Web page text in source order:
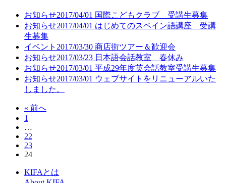
お知らせ2017/04/01 国際こどもクラブ 受講生募集
お知らせ2017/04/01 はじめてのスペイン語講座 受講
生募集
イベント 2017/03/30 商店街ツアー＆歓迎会
お知らせ2017/03/23 日本語会話教室 春休み
お知らせ2017/03/01 平成29年度英会話教室受講生募集
お知らせ2017/03/01 ウェブサイトをリニューアルいた
しました。
« 前へ
1
…
22
23
24
KIFAとは